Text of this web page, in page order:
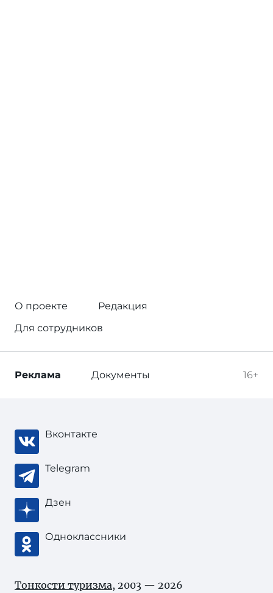
О проекте
Редакция
Для сотрудников
16+
Реклама Документы
Вконтакте
Telegram
Дзен
Одноклассники
Тонкости туризма, 2003 — 2026